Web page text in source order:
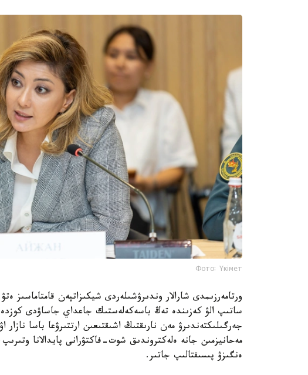
Фото: Үкімет
ورتامەرزىمدى شارالار وندىرۋشىلەردى شيكىزاتپەن قامتاماسىز
ساتىپ الۋ كەزىندە تەڭ باسەكەلەستىك جاعداي جاساۋدى
جەرگىلىكتەندىرۋ مەن نارىقتىڭ اشىقتىعىن ارتتىرۋعا باسا نازار
مەحانيزمىن جانە ەلەكتروندىق شوت-فاكتۋرانى پايدالانا
ەنگىزۋ پىسىقتالىپ جاتىر.